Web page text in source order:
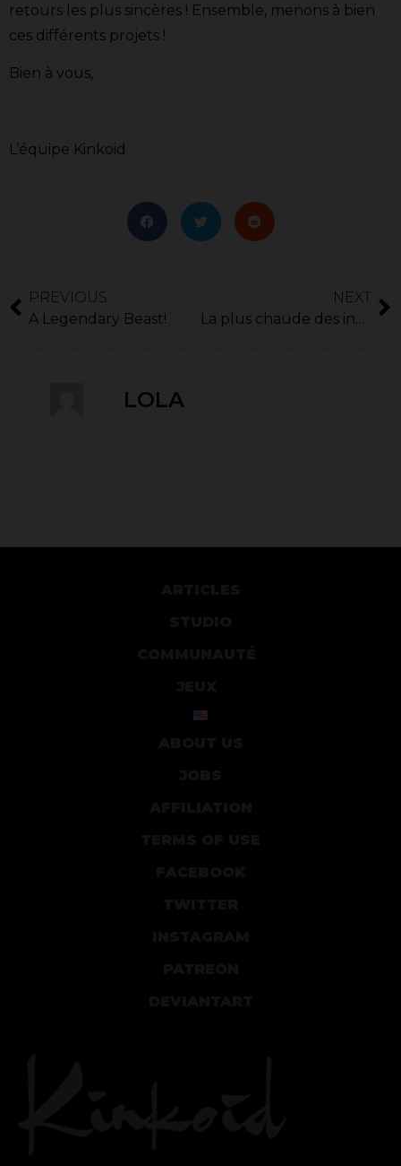
retours les plus sincères ! Ensemble, menons à bien
ces différents projets !
Bien à vous,
L’équipe Kinkoid
PREVIOUS
A Legendary Beast!
NEXT
La plus chaude des influenceuses vous met au défi
LOLA